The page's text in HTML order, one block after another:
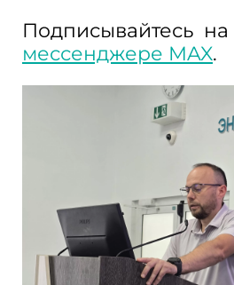
Подписывайтесь
мессенджере MAX.